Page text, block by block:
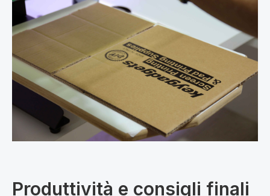
Produttività e consigli finali